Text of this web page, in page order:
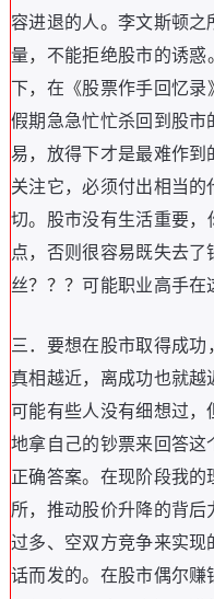
容进退的人。 李文斯顿之
量， 不能拒绝股市的诱惑
下， 在 《股票作手回忆录
假期急急忙忙杀回到股市
易， 放得下才是最难作到
关注它，必须付出相当的
切。 股市没有生活重要，
点， 否则很容易既失去了
丝？？？ 可能职业高手在
三 ． 要想在股市取得成功
真相越近， 离成功也就越
可能有些人没有细想过，
地拿自己的钞票来回答这
正确答案。 在现阶段我的
所， 推动股价升降的背后
过多、 空双方竞争来实现
话而发的。 在股市偶尔赚